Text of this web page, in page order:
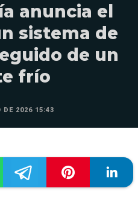
anuncia el
sistema de
de un
frío
DE 2026 15:43